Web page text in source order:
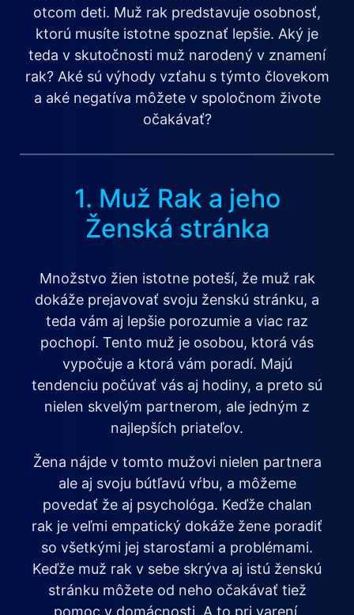
otcom deti. Muž rak predstavuje osobnosť,
ktorú musíte istotne spoznať lepšie. Aký je
teda v skutočnosti muž narodený v znamení
rak? Aké sú výhody vzťahu s týmto človekom
a aké negatíva môžete v spoločnom živote
očakávať?
1. Muž Rak a jeho
Ženská stránka
Množstvo žien istotne poteší, že muž rak
dokáže prejavovať svoju ženskú stránku, a
teda vám aj lepšie porozumie a viac raz
pochopí. Tento muž je osobou, ktorá vás
vypočuje a ktorá vám poradí. Majú
tendenciu počúvať vás aj hodiny, a preto sú
nielen skvelým partnerom, ale jedným z
najlepších priateľov.
Žena nájde v tomto mužovi nielen partnera
ale aj svoju bútľavú vŕbu, a môžeme
povedať že aj psychológa. Keďže chalan
rak je veľmi empatický dokáže žene poradiť
so všetkými jej starosťami a problémami.
Keďže muž rak v sebe skrýva aj istú ženskú
stránku môžete od neho očakávať tiež
pomoc v domácnosti. A to pri varení,